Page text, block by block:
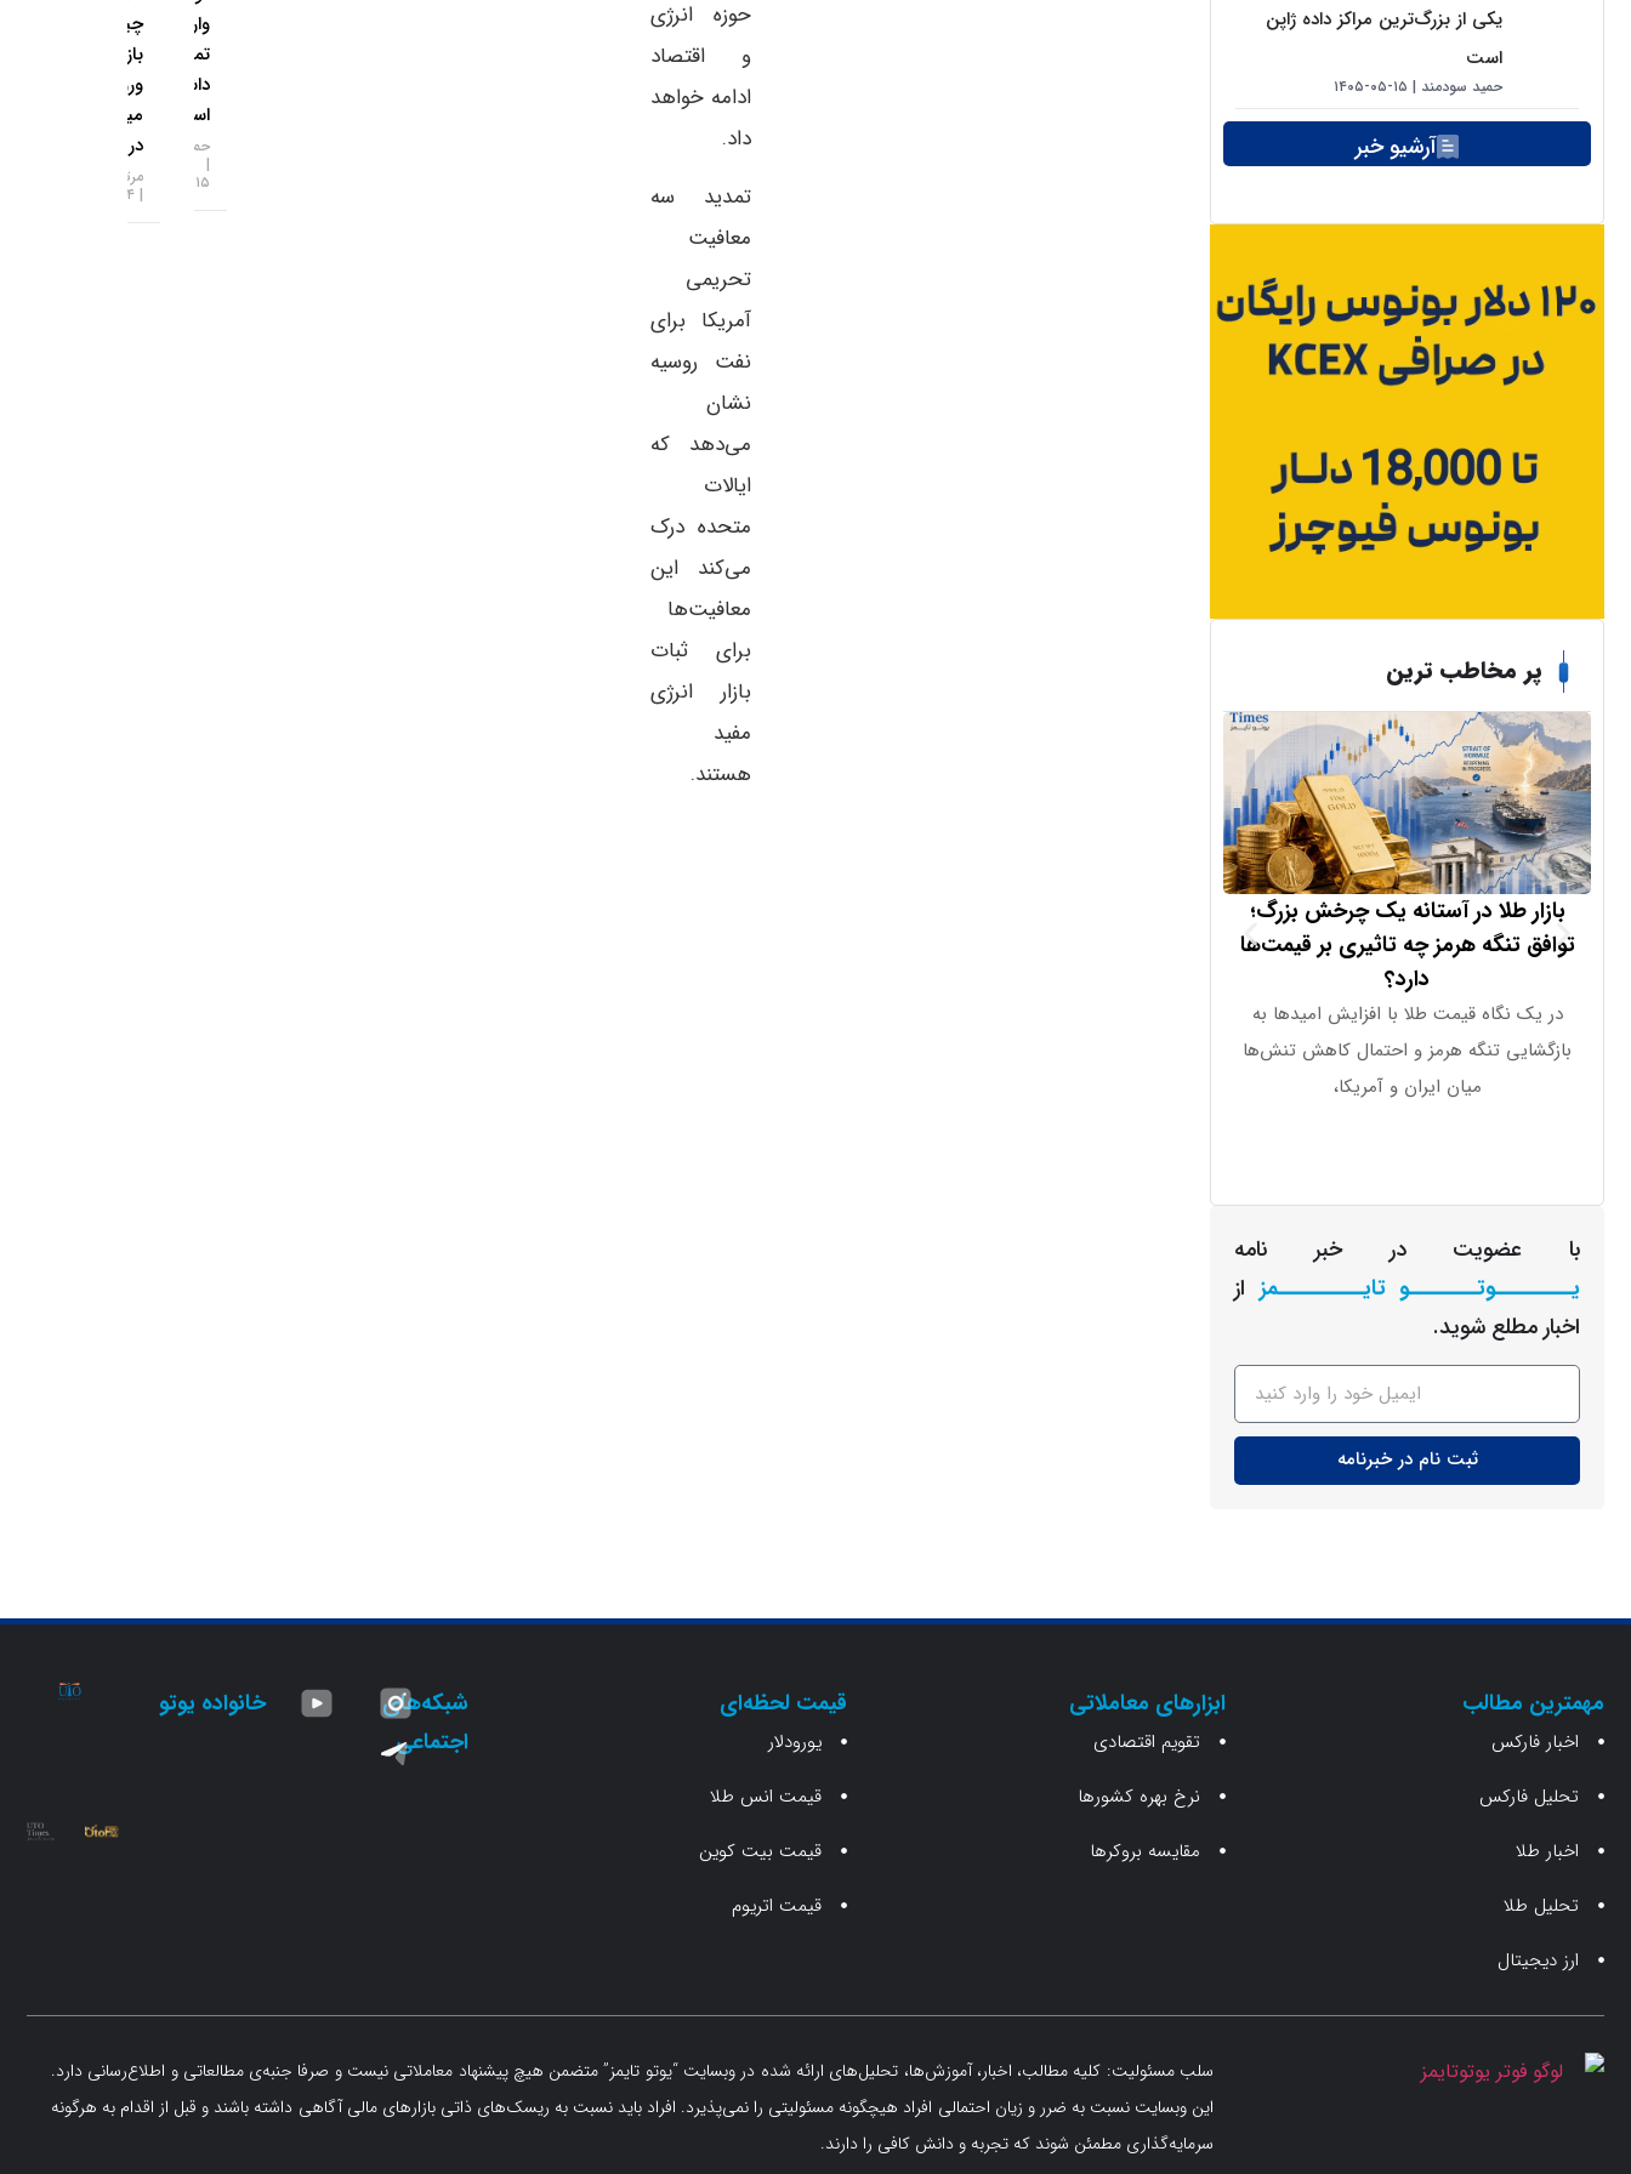
یکی از بزرگ‌ترین مراکز داده ژاپن
است
حمید سودمند ۱۵-۰۵-۱۴۰۵
آرشیو خبر
پر مخاطب ترین
بازار طلا در آستانه یک چرخش بزرگ؛
توافق تنگه هرمز چه تاثیری بر قیمت‌ها
دارد؟
در یک نگاه قیمت طلا با افزایش امیدها به
بازگشایی تنگه هرمز و احتمال کاهش تنش‌ها
میان ایران و آمریکا،
با عضویت در خبر نامه
یـــــــــوتــــــــو تایــــــــــمز از
اخبار مطلع شوید.
ثبت نام در خبرنامه
حوزه انرژی
و اقتصاد
ادامه خواهد
داد.
تمدید سه
معافیت
تحریمی
آمریکا برای
نفت روسیه
نشان
می‌دهد که
ایالات
متحده درک
می‌کند این
معافیت‌ها
برای ثبات
بازار انرژی
مفید
هستند.
وارش
تماس‌هایی
داشته
است
حمید سودمند
۱۵-۰۵-۱۴۰۵
چینی به طلا
بازگشتند؛
میلیارد دلار
در ۱۴ روز
مرتضی عظیمی
۱۴-۰۵-۱۴۰۵
مهمترین مطالب
اخبار فارکس
تحلیل فارکس
اخبار طلا
تحلیل طلا
ارز دیجیتال
ابزارهای معاملاتی
تقویم اقتصادی
نرخ بهره کشورها
مقایسه بروکرها
قیمت لحظه‌ای
یورودلار
قیمت انس طلا
قیمت بیت کوین
قیمت اتریوم
شبکه‌های
اجتماعی
خانواده یوتو
سلب مسئولیت: کلیه مطالب، اخبار، آموزش‌ها، تحلیل‌های ارائه شده در وبسایت “یوتو تایمز” متضمن هیچ پیشنهاد معاملاتی نیست و صرفا جنبه‌ی مطالعاتی و اطلاع‌رسانی دارد.
این وبسایت نسبت به ضرر و زیان احتمالی افراد هیچگونه مسئولیتی را نمی‌پذیرد. افراد باید نسبت به ریسک‌های ذاتی بازارهای مالی آگاهی داشته باشند و قبل از اقدام به هرگونه
سرمایه‌گذاری مطمئن شوند که تجربه و دانش کافی را دارند.